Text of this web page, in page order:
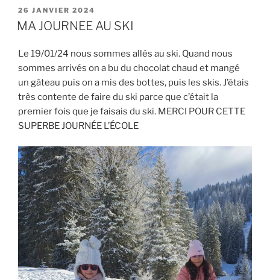
PUBLIÉ
LE
26 JANVIER 2024
MA JOURNEE AU SKI
Le 19/01/24 nous sommes allés au ski. Quand nous
sommes arrivés on a bu du chocolat chaud et mangé
un gâteau puis on a mis des bottes, puis les skis. J’étais
très contente de faire du ski parce que c’était la
premier fois que je faisais du ski. MERCI POUR CETTE
SUPERBE JOURNÉE L’ÉCOLE